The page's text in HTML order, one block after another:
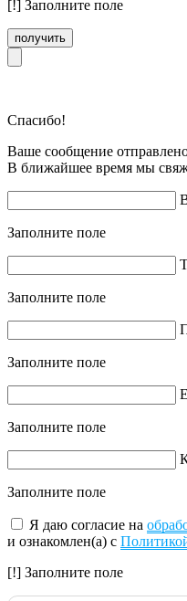
[!] Заполните поле
получить
Спасибо!
Ваше сообщение
В ближайшее время мы
Заполните поле
Заполните поле
Заполните поле
Заполните поле
Заполните поле
Я даю согласие на
и ознакомлен(а) с
[!] Заполните поле